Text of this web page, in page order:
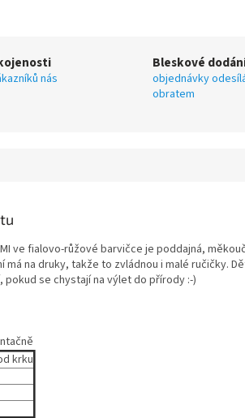
nás
Bleskové
objednávky
obratem
ve fialovo-růžové barvičce je poddajná,
má na druky, takže to zvládnou i malé ručičky.
se chystají na výlet do přírody :-)
krku